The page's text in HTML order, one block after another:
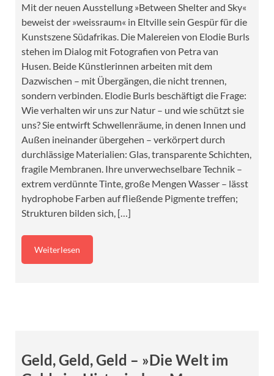
Mit der neuen Ausstellung »Between Shelter and Sky«
beweist der »weissraum« in Eltville sein Gespür für die
Kunstszene Südafrikas. Die Malereien von Elodie Burls
stehen im Dialog mit Fotografien von Petra van
Husen. Beide Künstlerinnen arbeiten mit dem
Dazwischen – mit Übergängen, die nicht trennen,
sondern verbinden. Elodie Burls beschäftigt die Frage:
Wie verhalten wir uns zur Natur – und wie schützt sie
uns? Sie entwirft Schwellenräume, in denen Innen und
Außen ineinander übergehen – verkörpert durch
durchlässige Materialien: Glas, transparente Schichten,
fragile Membranen. Ihre unverwechselbare Technik –
extrem verdünnte Tinte, große Mengen Wasser – lässt
hydrophobe Farben auf fließende Pigmente treffen;
Strukturen bilden sich, […]
Weiterlesen
Geld, Geld, Geld – »Die Welt im